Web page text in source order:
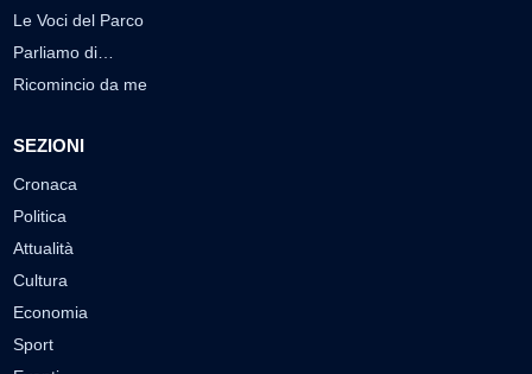
Le Voci del Parco
Parliamo di…
Ricomincio da me
SEZIONI
Cronaca
Politica
Attualità
Cultura
Economia
Sport